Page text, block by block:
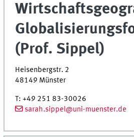
(Prof. Sippel)
Heisenbergstr. 2
48149 Münster
T:+49 251 83-30026
sarah.sippel@uni-muenster.de